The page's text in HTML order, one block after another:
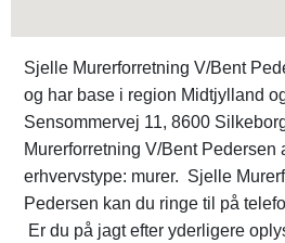
Sjelle Murerforretning V/Bent
og har base i region Midtjylland
Sensommervej 11, 8600
Murerforretning V/Bent Pedersen
erhvervstype: murer. Sjelle
Pedersen kan du ringe til på
Er du på jagt efter yderligere